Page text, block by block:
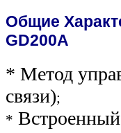
Общие
GD200А
* Метод
связи);
*